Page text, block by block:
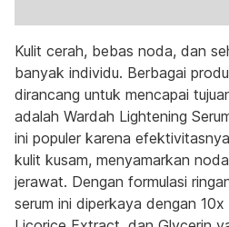
Kulit cerah, bebas noda, dan
banyak individu. Berbagai
dirancang untuk mencapai
adalah Wardah Lightening
ini populer karena
kulit kusam, menyamarkan
jerawat. Dengan formulasi
serum ini diperkaya dengan